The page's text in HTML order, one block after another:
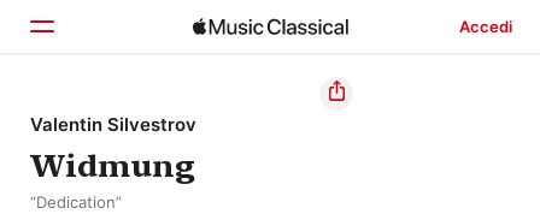
Accedi
Home
Scopri
Valentin Silvestrov
Widmung
“Dedication”